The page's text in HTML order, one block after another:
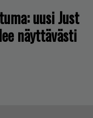
uusi Just
näyttävästi